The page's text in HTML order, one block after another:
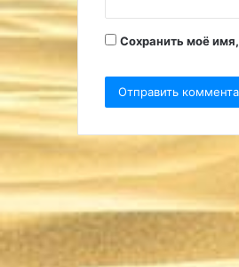
*
Сохранить моё